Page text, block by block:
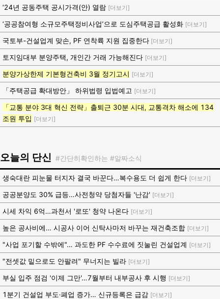
‘24년 공동주택 공시가격(안) 열람 [더보기]
‘공공참여형 소규모주택정비사업’으로 도심주택공급 활성화 [더보기]
국토부-건설업계 맞손, PF 연착륙 지원 집중한다 [더보기]
토지임대부 분양주택, 개인간 거래 가능해진다 [더보기]
분양가상한제 기본형건축비 3월 정기고시 [더보기]
「주택공급 확대방안」 하위법령 입법예고 [더보기]
「교통 분야 3대 혁신 전략」출퇴근 30분 시대, 교통격차 해소에 134
조원 투입 [더보기]
오늘의 단신 #간단히확인하는 #알짜소식
생숙대란 피눈물 터지자 결국 바꾼다…복수용도 더 쉽게 한다 [더보기]
공공분양도 30% 급등…사전청약 당첨자들 '난감' [더보기]
시세 차익 6억…과천서 '로또' 청약 나온다 [더보기]
높은 공사비에… 시공사 이어 신탁사마저 바꾸는 재건축조합 [더보기]
"사업 포기할 수밖에"… 과도한 PF 수수료에 짓눌린 건설업계 [더보기]
"전셋값 밑으로도 안팔려" 무너지는 빌라 [더보기]
부실 입주 점검 '이제 그만'…7월부터 내부공사 후 시행 [더보기]
1분기 건설업 부도·폐업 증가… 신규등록은 급감 [더보기]